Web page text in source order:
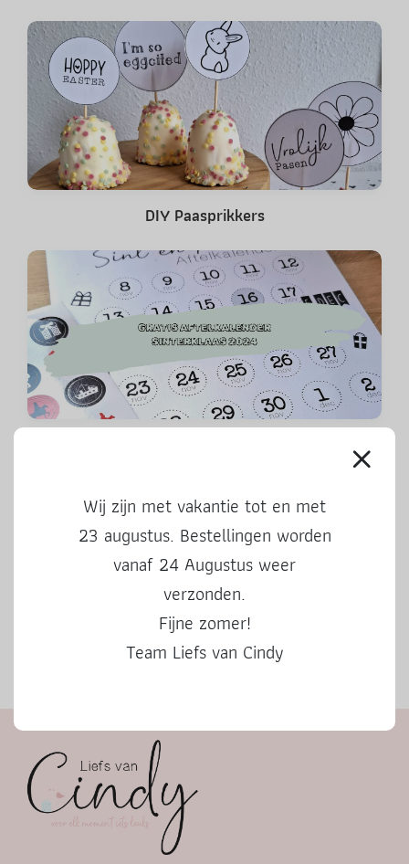
DIY Paasprikkers
Wij zijn met vakantie tot en met
23 augustus. Bestellingen worden
vanaf 24 Augustus weer
verzonden.
Fijne zomer!
Team Liefs van Cindy